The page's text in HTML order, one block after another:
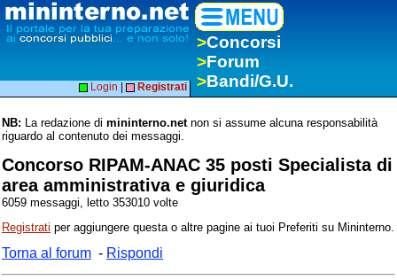
>Concorsi
>Forum
>Bandi/G.U.
Login Registrati
NB: La redazione di mininterno.netnon si assume alcuna responsabilità
riguardo al contenuto dei messaggi.
Concorso RIPAM-ANAC 35 posti Specialista di
area amministrativa e giuridica
6059 messaggi, letto 353010 volte
Registrati per aggiungere questa o altre pagine ai tuoi Preferiti su Mininterno.
Torna al forum - Rispondi